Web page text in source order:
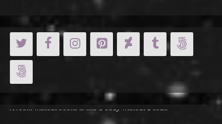
Cicero:
A room without books is like a body without a soul.